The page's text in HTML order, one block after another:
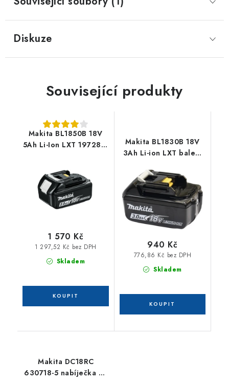
Diskuze
Související produkty
Makita BL1850B 18V
5Ah Li-Ion LXT 197280-
Skladem
1 297,52 Kč bez DPH
1 570 Kč
Makita BL1830B 18V
3Ah Li-ion LXT balení
Skladem
776,86 Kč bez DPH
940 Kč
Makita DC18RC
630718-5 nabíječka Li-